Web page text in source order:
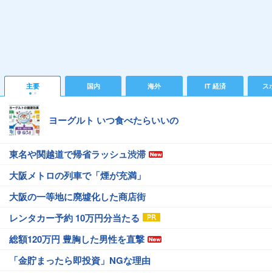
主要 国内 海外 IT 経済 ス
ヨーグルト いつ食べたらいいの
東名や関越道で帰省ラッシュ渋滞
大阪メトロの列車で「煙が充満」
大阪の一等地に廃墟化した商店街
レンタカー予約 10万円分当たる
総額120万円 豊胸した男性を直撃
「金貯まったら即投資」NGな理由